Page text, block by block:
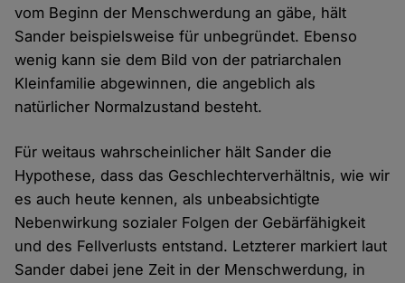
vom Beginn der Menschwerdung an gäbe, hält
Sander beispielsweise für unbegründet. Ebenso
wenig kann sie dem Bild von der patriarchalen
Kleinfamilie abgewinnen, die angeblich als
natürlicher Normalzustand besteht.
Für weitaus wahrscheinlicher hält Sander die
Hypothese, dass das Geschlechterverhältnis, wie wir
es auch heute kennen, als unbeabsichtigte
Nebenwirkung sozialer Folgen der Gebärfähigkeit
und des Fellverlusts entstand. Letzterer markiert laut
Sander dabei jene Zeit in der Menschwerdung, in